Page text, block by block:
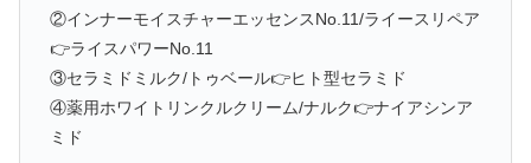
②インナーモイスチャーエッセンスNo.11/ライースリペア
👉ライスパワーNo.11
③セラミドミルク/トゥベール👉ヒト型セラミド
④薬用ホワイトリンクルクリーム/ナルク👉ナイアシンア
ミド